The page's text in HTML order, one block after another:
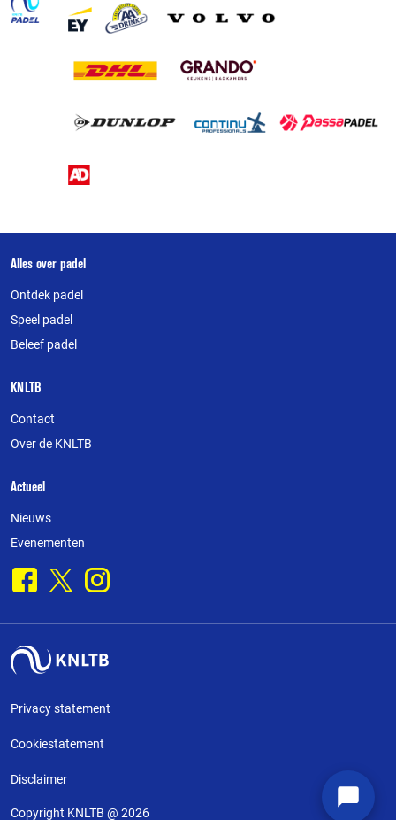
Over
deze
website
Alles over padel
Ontdek padel
Speel padel
Beleef padel
KNLTB
Contact
Over de KNLTB
Actueel
Nieuws
Evenementen
Facebook
X Instagram
Privacy statement
Cookiestatement
Disclaimer
Copyright KNLTB @ 2026